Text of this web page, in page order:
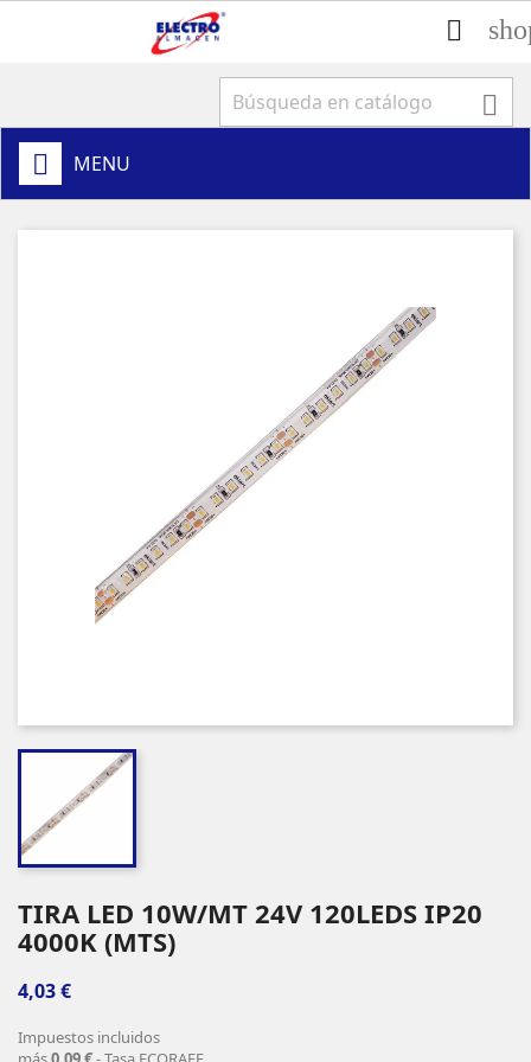


MENU
TIRA LED 10W/MT 24V 120LEDS IP20
4000K (MTS)
4,03 €
Impuestos incluidos